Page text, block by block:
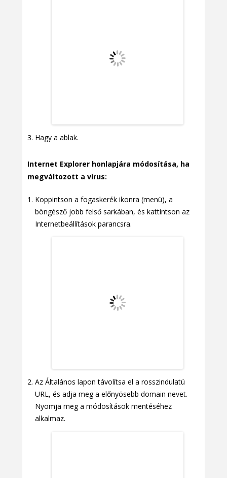
Hagy a ablak.
Internet Explorer honlapjára módosítása, ha
megváltozott a vírus:
Koppintson a fogaskerék ikonra (menü), a
böngésző jobb felső sarkában, és kattintson az
Internetbeállítások parancsra.
Az Általános lapon távolítsa el a rosszindulatú
URL, és adja meg a előnyösebb domain nevet.
Nyomja meg a módosítások mentéséhez
alkalmaz.